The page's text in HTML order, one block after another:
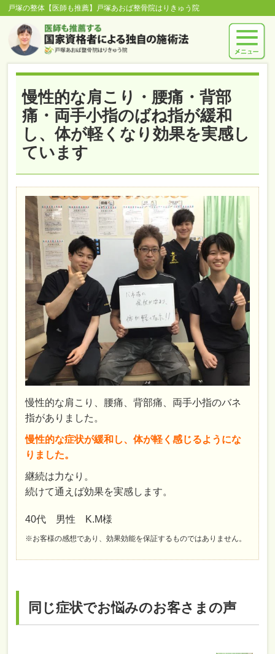
戸塚の整体【医師も推薦】戸塚あおば整骨院はりきゅう院
慢性的な肩こり・腰痛・背部
痛・両手小指のばね指が緩和
し、体が軽くなり効果を実感し
ています
慢性的な肩こり、腰痛、背部痛、両手小指のバネ
指がありました。
慢性的な症状が緩和し、体が軽く感じるようにな
りました。
継続は力なり。
続けて通えば効果を実感します。
40代 男性 K.M様
※お客様の感想であり、効果効能を保証するものではありません。
同じ症状でお悩みのお客さまの声